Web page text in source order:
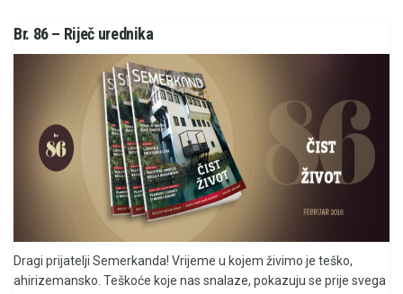
Br. 86 – Riječ urednika
Dragi prijatelji Semerkanda! Vrijeme u kojem živimo je teško,
ahirizemansko. Teškoće koje nas snalaze, pokazuju se prije svega